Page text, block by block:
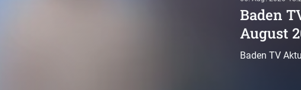
Baden
August
Baden TV